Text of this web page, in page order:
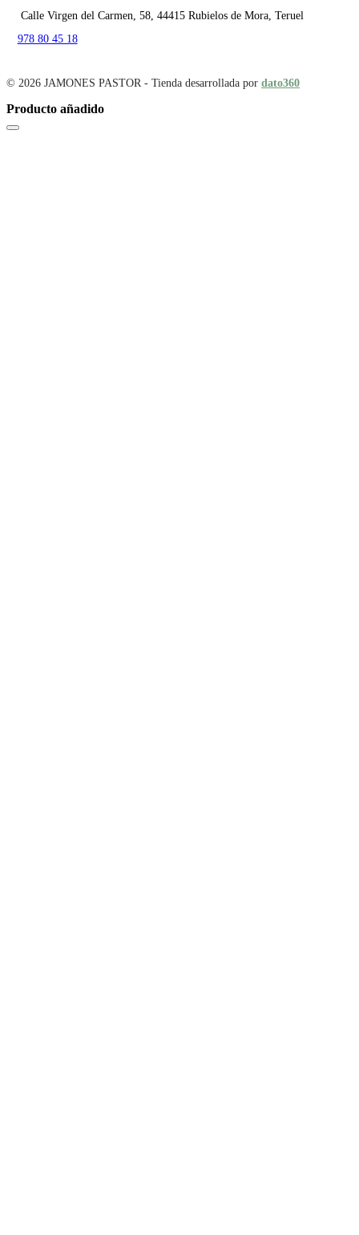
Calle Virgen del Carmen, 58, 44415 Rubielos de Mora, Teruel
978 80 45 18
© 2026 JAMONES PASTOR - Tienda desarrollada por dato360
Producto añadido